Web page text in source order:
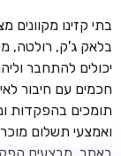
חדשים
חינם
בתי קזינו מקוונים
בלאק ג'ק, רולטה,
יכולים להתחבר
חכמים עם חיבור
תומכים בהפקדות
ואמצעי תשלום